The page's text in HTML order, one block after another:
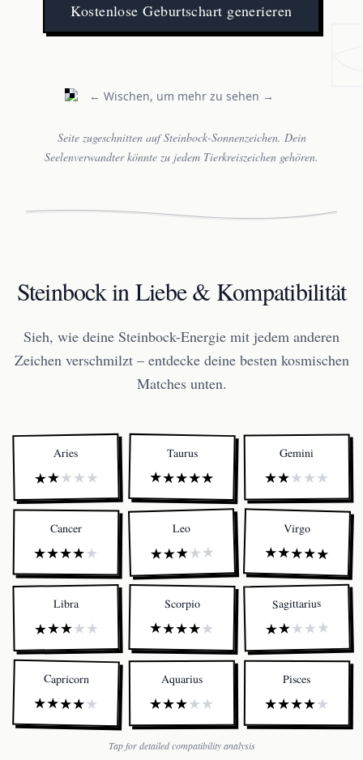
Kostenlose Geburtschart generieren
← Wischen, um mehr zu sehen →
Seite zugeschnitten auf Steinbock-Sonnenzeichen. Dein
Seelenverwandter könnte zu jedem Tierkreiszeichen gehören.
Steinbock in Liebe & Kompatibilität
Sieh, wie deine Steinbock-Energie mit jedem anderen
Zeichen verschmilzt – entdecke deine besten kosmischen
Matches unten.
Aries
★★★★★
Taurus
★★★★★
Gemini
★★★★★
Cancer
★★★★★
Leo
★★★★★
Virgo
★★★★★
Libra
★★★★★
Scorpio
★★★★★
Sagittarius
★★★★★
Capricorn
★★★★★
Aquarius
★★★★★
Pisces
★★★★★
Tap for detailed compatibility analysis